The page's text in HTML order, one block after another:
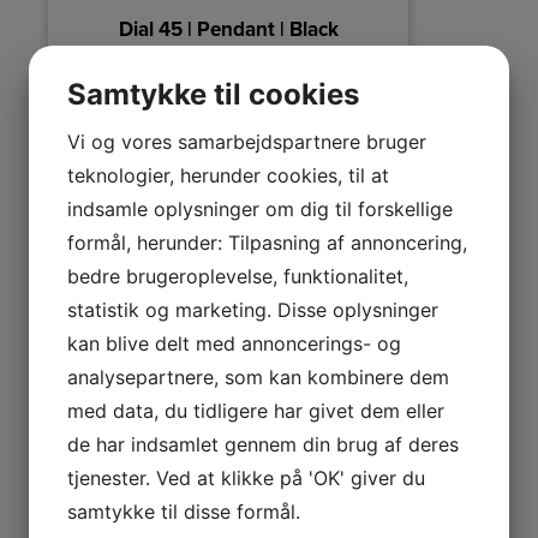
Dial 45 | Pendant | Black
Dial er en moderne og nutidig familie af
lamper, der er inspireret af karakteristiske
lysdesign fra 50'erne. Stilen er nordisk og
form, der giver mulighed for, at masser af lys
kan skinne igennem den. Den åbne skærm
skaber en dekorativ uplight-effekt, når lyset
999,95
LÆG I KURV
Samtykke til cookies
Vi og vores samarbejdspartnere bruger
teknologier, herunder cookies, til at
indsamle oplysninger om dig til forskellige
formål, herunder: Tilpasning af annoncering,
bedre brugeroplevelse, funktionalitet,
statistik og marketing. Disse oplysninger
kan blive delt med annoncerings- og
analysepartnere, som kan kombinere dem
med data, du tidligere har givet dem eller
de har indsamlet gennem din brug af deres
tjenester. Ved at klikke på 'OK' giver du
samtykke til disse formål.